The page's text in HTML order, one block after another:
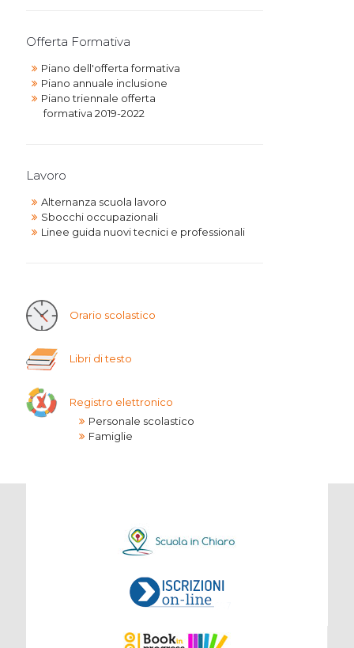
Offerta Formativa
Piano dell'offerta formativa
Piano annuale inclusione
Piano triennale offerta
formativa 2019-2022
Lavoro
Alternanza scuola lavoro
Sbocchi occupazionali
Linee guida nuovi tecnici e professionali
Orario scolastico
Libri di testo
Registro elettronico
Personale scolastico
Famiglie